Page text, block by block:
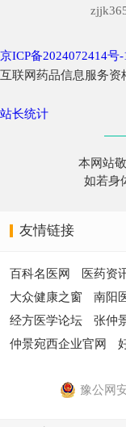
京ICP备2024072414号-
互联网药品信息服务资
站长统计
本网站
如若身
友情链接
百科名医网 医药资
大众健康之窗
南阳
经方医学论坛
张仲
仲景宛西企业官网
豫公网